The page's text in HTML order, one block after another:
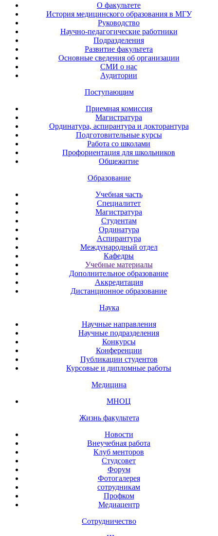
О факультете
История медицинского образования в МГУ
Руководство
Научно-педагогические работники
Подразделения
Развитие факультета
Основные сведения об организации
СМИ о нас
Аудитории
Поступающим
Приемная комиссия
Магистратура
Ординатура, аспирантура и докторантура
Подготовительные курсы
Работа со школами
Профориентация для школьников
Общежитие
Образование
Учебная часть
Специалитет
Магистратура
Студентам
Ординатура
Аспирантура
Международный отдел
Кафедры
Учебные материалы
Дополнительное образование
Аккредитация
Дистанционное образование
Наука
Научные направления
Научные подразделения
Конкурсы
Конференции
Публикации студентов
Курсовые и дипломные работы
Медицина
МНОЦ
Жизнь факультета
Новости
Внеучебная работа
Клуб менторов
Студсовет
Форум
Фотогалерея
сотрудникам
Профком
Медиацентр
Сотрудничество